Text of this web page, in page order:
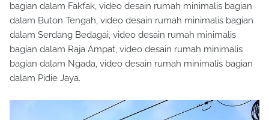
bagian dalam Fakfak, video desain rumah minimalis bagian
dalam Buton Tengah, video desain rumah minimalis bagian
dalam Serdang Bedagai, video desain rumah minimalis
bagian dalam Raja Ampat, video desain rumah minimalis
bagian dalam Ngada, video desain rumah minimalis bagian
dalam Pidie Jaya.